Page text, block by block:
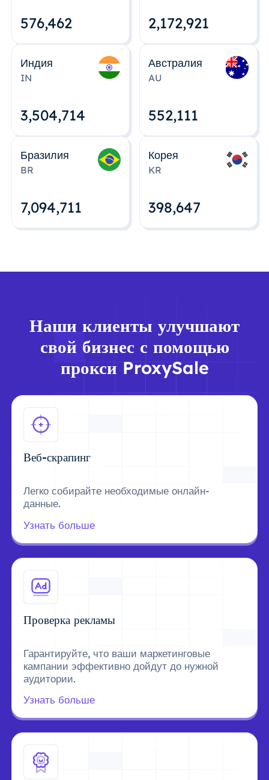
576,463 2,172,922
Индия
IN
3,504,715
Австралия
AU
552,112
Бразилия
BR
7,094,712
Корея
KR
398,648
Наши клиенты улучшают
свой бизнес с помощью
прокси ProxySale
Веб-скрапинг
Легко собирайте необходимые онлайн-
данные.
Узнать больше
Проверка рекламы
Гарантируйте, что ваши маркетинговые
кампании эффективно дойдут до нужной
аудитории.
Узнать больше